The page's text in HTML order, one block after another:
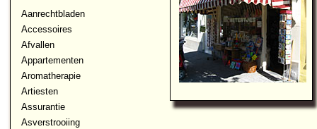
Aanrechtbladen
Accessoires
Afvallen
Appartementen
Aromatherapie
Artiesten
Assurantie
Asverstrooiing